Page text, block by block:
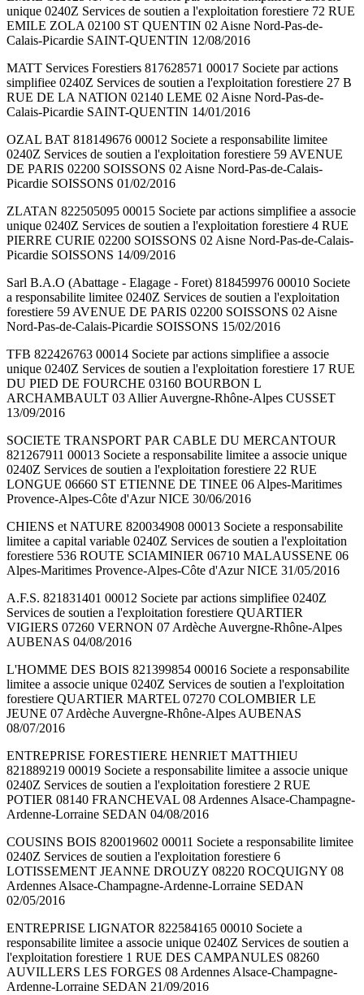
unique 0240Z Services de soutien a l'exploitation forestiere 72 RUE
EMILE ZOLA 02100 ST QUENTIN 02 Aisne Nord-Pas-de-
Calais-Picardie SAINT-QUENTIN 12/08/2016
MATT Services Forestiers 817628571 00017 Societe par actions
simplifiee 0240Z Services de soutien a l'exploitation forestiere 27 B
RUE DE LA NATION 02140 LEME 02 Aisne Nord-Pas-de-
Calais-Picardie SAINT-QUENTIN 14/01/2016
OZAL BAT 818149676 00012 Societe a responsabilite limitee
0240Z Services de soutien a l'exploitation forestiere 59 AVENUE
DE PARIS 02200 SOISSONS 02 Aisne Nord-Pas-de-Calais-
Picardie SOISSONS 01/02/2016
ZLATAN 822505095 00015 Societe par actions simplifiee a associe
unique 0240Z Services de soutien a l'exploitation forestiere 4 RUE
PIERRE CURIE 02200 SOISSONS 02 Aisne Nord-Pas-de-Calais-
Picardie SOISSONS 14/09/2016
Sarl B.A.O (Abattage - Elagage - Foret) 818459976 00010 Societe
a responsabilite limitee 0240Z Services de soutien a l'exploitation
forestiere 59 AVENUE DE PARIS 02200 SOISSONS 02 Aisne
Nord-Pas-de-Calais-Picardie SOISSONS 15/02/2016
TFB 822426763 00014 Societe par actions simplifiee a associe
unique 0240Z Services de soutien a l'exploitation forestiere 17 RUE
DU PIED DE FOURCHE 03160 BOURBON L
ARCHAMBAULT 03 Allier Auvergne-Rhône-Alpes CUSSET
13/09/2016
SOCIETE TRANSPORT PAR CABLE DU MERCANTOUR
821267911 00013 Societe a responsabilite limitee a associe unique
0240Z Services de soutien a l'exploitation forestiere 22 RUE
LONGUE 06660 ST ETIENNE DE TINEE 06 Alpes-Maritimes
Provence-Alpes-Côte d'Azur NICE 30/06/2016
CHIENS et NATURE 820034908 00013 Societe a responsabilite
limitee a capital variable 0240Z Services de soutien a l'exploitation
forestiere 536 ROUTE SCIAMINIER 06710 MALAUSSENE 06
Alpes-Maritimes Provence-Alpes-Côte d'Azur NICE 31/05/2016
A.F.S. 821831401 00012 Societe par actions simplifiee 0240Z
Services de soutien a l'exploitation forestiere QUARTIER
VIGIERS 07260 VERNON 07 Ardèche Auvergne-Rhône-Alpes
AUBENAS 04/08/2016
L'HOMME DES BOIS 821399854 00016 Societe a responsabilite
limitee a associe unique 0240Z Services de soutien a l'exploitation
forestiere QUARTIER MARTEL 07270 COLOMBIER LE
JEUNE 07 Ardèche Auvergne-Rhône-Alpes AUBENAS
08/07/2016
ENTREPRISE FORESTIERE HENRIET MATTHIEU
821889219 00019 Societe a responsabilite limitee a associe unique
0240Z Services de soutien a l'exploitation forestiere 2 RUE
POTIER 08140 FRANCHEVAL 08 Ardennes Alsace-Champagne-
Ardenne-Lorraine SEDAN 04/08/2016
COUSINS BOIS 820019602 00011 Societe a responsabilite limitee
0240Z Services de soutien a l'exploitation forestiere 6
LOTISSEMENT JEANNE DROUZY 08220 ROCQUIGNY 08
Ardennes Alsace-Champagne-Ardenne-Lorraine SEDAN
02/05/2016
ENTREPRISE LIGNATOR 822584165 00010 Societe a
responsabilite limitee a associe unique 0240Z Services de soutien a
l'exploitation forestiere 1 RUE DES CAMPANULES 08260
AUVILLERS LES FORGES 08 Ardennes Alsace-Champagne-
Ardenne-Lorraine SEDAN 21/09/2016